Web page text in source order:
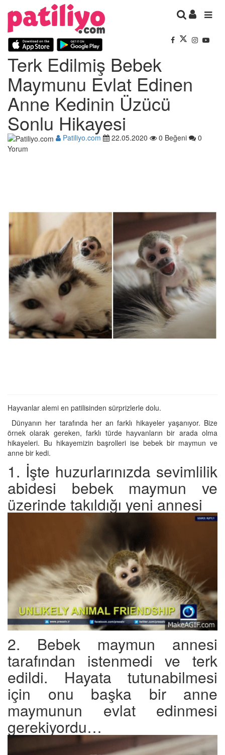
Terk Edilmiş Bebek
Maymunu Evlat Edinen
Anne Kedinin Üzücü
Sonlu Hikayesi
Patiliyo.com 22.05.2020 0 Beğeni
0
Yorum
Hayvanlar alemi en patilisinden sürprizlerle dolu.
Dünyanın her tarafında her an farklı hikayeler yaşanıyor. Bize
örnek olarak gereken, farklı türde hayvanların bir arada olma
hikayeleri. Bu hikayemizin başrolleri ise bebek bir maymun ve
anne bir kedi.
1. İşte huzurlarınızda sevimlilik
abidesi bebek maymun ve
üzerinde takıldığı yeni annesi
2. Bebek maymun annesi
tarafından istenmedi ve terk
edildi. Hayata tutunabilmesi
için onu başka bir anne
maymunun evlat edinmesi
gerekiyordu…